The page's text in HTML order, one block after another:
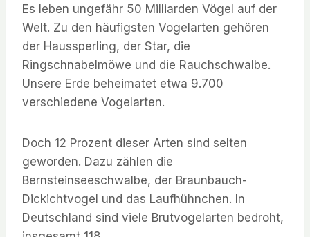
Es leben ungefähr 50 Milliarden Vögel auf der
Welt. Zu den häufigsten Vogelarten gehören
der Haussperling, der Star, die
Ringschnabelmöwe und die Rauchschwalbe.
Unsere Erde beheimatet etwa 9.700
verschiedene Vogelarten.
Doch 12 Prozent dieser Arten sind selten
geworden. Dazu zählen die
Bernsteinseeschwalbe, der Braunbauch-
Dickichtvogel und das Laufhühnchen. In
Deutschland sind viele Brutvogelarten bedroht,